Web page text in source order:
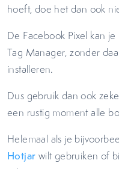
hoeft, doe het dan ook
De Facebook Pixel kan
Tag Manager, zonder
installeren.
Dus gebruik dan ook
een rustig moment alle
Helemaal als je
Hotjar wilt gebruiken of